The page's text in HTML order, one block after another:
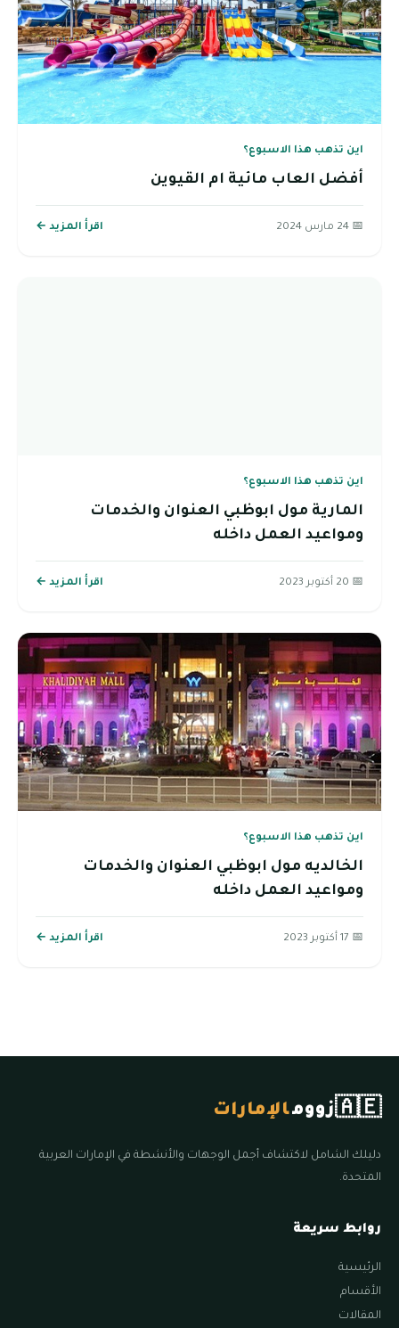
اين تذهب هذا الاسبوع؟
أفضل العاب مائية ام القيوين
📅 24 مارس 2024 اقرأ المزيد ←
اين تذهب هذا الاسبوع؟
المارية مول ابوظبي العنوان والخدمات
ومواعيد العمل داخله
📅 20 أكتوبر 2023 اقرأ المزيد ←
اين تذهب هذا الاسبوع؟
الخالديه مول ابوظبي العنوان والخدمات
ومواعيد العمل داخله
📅 17 أكتوبر 2023 اقرأ المزيد ←
🇦🇪زوومالإمارات
دليلك الشامل لاكتشاف أجمل الوجهات والأنشطة في الإمارات العربية
المتحدة.
روابط سريعة
الرئيسية
الأقسام
المقالات